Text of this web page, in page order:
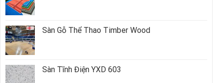
Sàn Gỗ Thể Thao Timber Wood
Sàn Tĩnh Điện YXD 603